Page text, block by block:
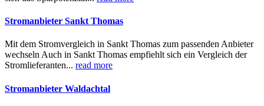
Stromanbieter Sankt Thomas
Mit dem Stromvergleich in Sankt Thomas zum passenden Anbieter
wechseln Auch in Sankt Thomas empfiehlt sich ein Vergleich der
Stromlieferanten... read more
Stromanbieter Waldachtal